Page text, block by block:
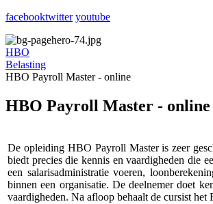
facebooktwitter youtube
HBO
Belasting
HBO Payroll Master - online
HBO Payroll Master - online
De opleiding HBO Payroll Master is zeer
biedt precies die kennis en vaardigheden die
een salarisadministratie voeren,
binnen een organisatie. De deelnemer doet
vaardigheden. Na afloop behaalt de cursist